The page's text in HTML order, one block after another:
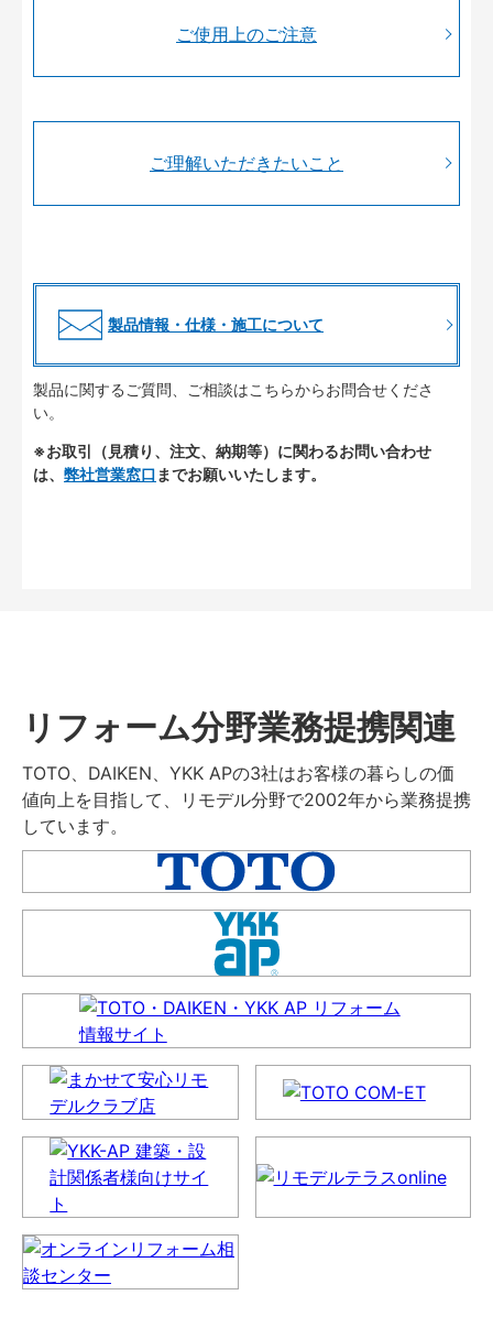
ご使用上のご注意
ご理解いただきたいこと
製品情報・仕様・施工について
製品に関するご質問、ご相談はこちらからお問合せくださ
い。
※お取引（見積り、注文、納期等）に関わるお問い合わせ
は、 弊社営業窓口 までお願いいたします。
リフォーム分野業務提携関連
TOTO、DAIKEN、YKK APの3社はお客様の暮らしの価
値向上を目指して、リモデル分野で2002年から業務提携
しています。